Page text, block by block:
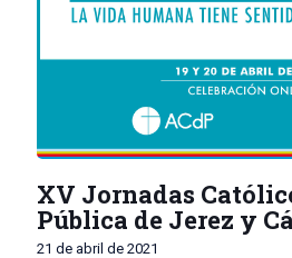
XV Jornadas
Pública de Jerez y
21 de abril de 2021